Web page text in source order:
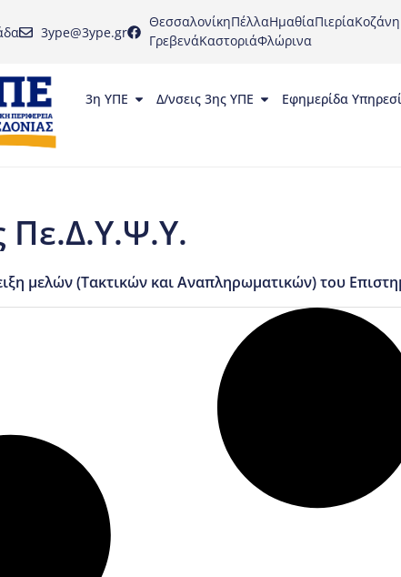
3ype@3ype.gr
ΘεσσαλονίκηΠέλλαΗμαθίαΠιερίαΚοζάνη
ΓρεβενάΚαστοριάΦλώρινα
3η ΥΠΕ Δ/νσεις 3ης ΥΠΕ Εφημερίδα
Πε.Δ.Υ.Ψ.Υ.
μελών (Τακτικών και Αναπληρωματικών) του